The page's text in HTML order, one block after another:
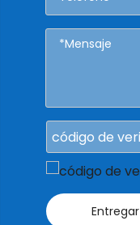
Entregar